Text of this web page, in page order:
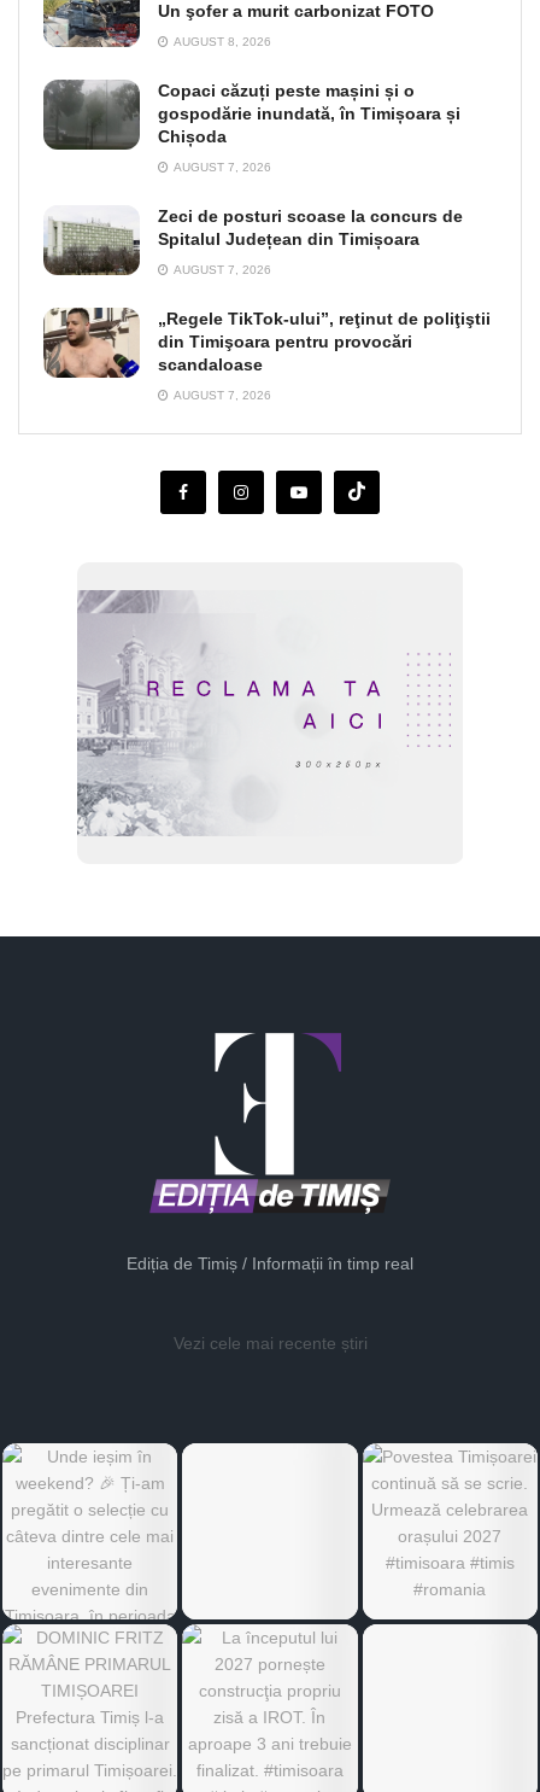
Un şofer a murit carbonizat FOTO
AUGUST 8, 2026
Copaci căzuți peste mașini și o
gospodărie inundată, în Timișoara și
Chișoda
AUGUST 7, 2026
Zeci de posturi scoase la concurs de
Spitalul Județean din Timișoara
AUGUST 7, 2026
„Regele TikTok-ului”, reţinut de poliţiştii
din Timişoara pentru provocări
scandaloase
AUGUST 7, 2026
Ediția de Timiș / Informații în timp real
Vezi cele mai recente știri